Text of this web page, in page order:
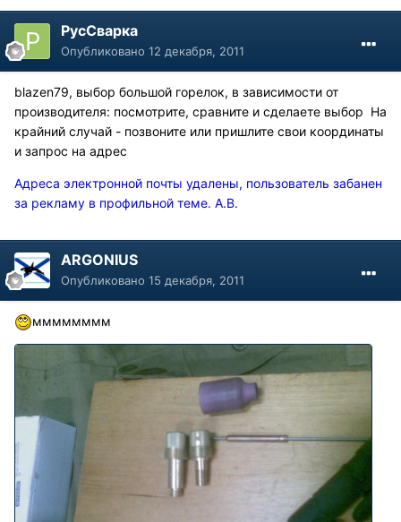
РусСварка
Опубликовано 12 декабря, 2011
blazen79, выбор большой горелок, в зависимости от
производителя: посмотрите, сравните и сделаете выбор На
крайний случай - позвоните или пришлите свои координаты
и запрос на адрес
Адреса электронной почты удалены, пользователь забанен
за рекламу в профильной теме. А.В.
ARGONIUS
Опубликовано 15 декабря, 2011
мммммммм